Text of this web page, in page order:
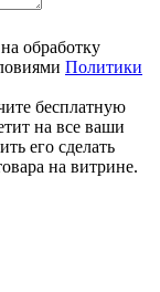
обработку
Политики
бесплатную
на все ваши
его сделать
на витрине.